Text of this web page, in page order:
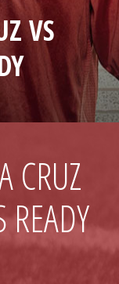
VS
CRUZ
READY